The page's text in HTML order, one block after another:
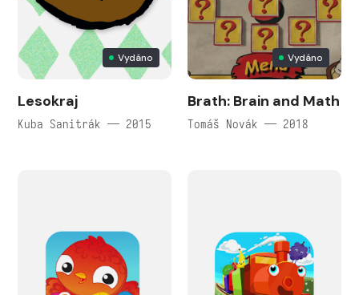
Vydáno
Lesokraj
Kuba Sanitrák — 2015
Vydáno
Brath: Brain and Math
Tomáš Novák — 2018